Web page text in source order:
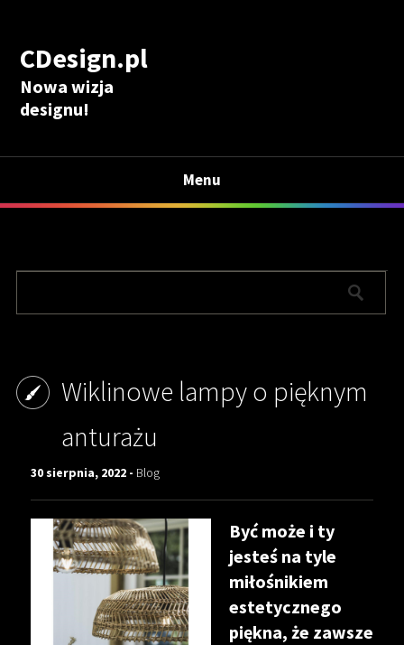
CDesign.pl
Nowa wizja
designu!
Menu
Wiklinowe lampy o pięknym
anturażu
30 sierpnia, 2022 - Blog
Być może i ty
jesteś na tyle
miłośnikiem
estetycznego
piękna, że zawsze